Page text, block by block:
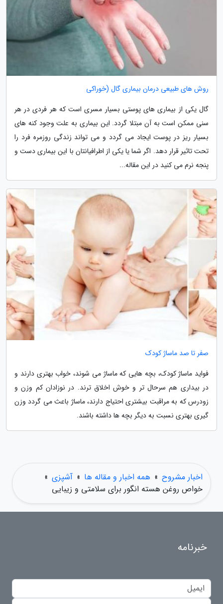
روش های طبیعی درمان بیماری گال (خوراکی
گال یکی از بیماری های پوستی بسیار مسری است که هر فردی در هر
سنی ممکن است به آن مبتلا گردد. این بیماری به علت وجود کنه های
بسیار ریز در پوست ایجاد می گردد و می تواند زندگی روزمره فرد را
تحت تاثیر قرار دهد. اگر شما یا یکی از اطرافیانتان با این بیماری دست و
پنجه نرم می کنید در این مقاله...
صفر تا صد ماساژ کودک
فواید ماساژ کودک، بچه هایی که ماساژ می شوند، خواب بهتری دارند و
در بیداری هم سرحال تر و خوش اخلاق ترند. در نوزادان کم وزن و
زودرس که به مراقبت بیشتری احتیاج دارند، ماساژ باعث می گردد وزن
گیری بهتری نسبت به دیگر بچه ها داشته باشند.
اخبار مشروح » همه اخبار و مقاله ها » آشپزی »
خواص روغن هسته انگور برای سلامتی و زیبایی
خبرنامه